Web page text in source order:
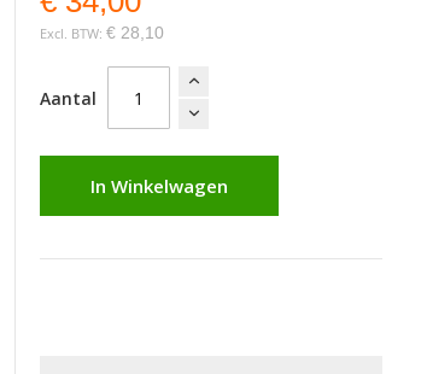
€ 28,10
Aantal
In Winkelwagen